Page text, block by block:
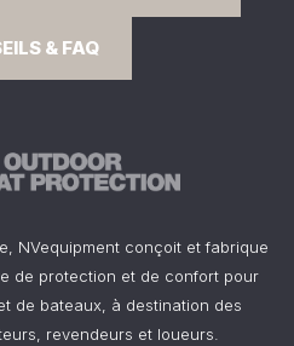
& FAQ
NVequipment conçoit et fabrique
de protection et de confort pour
de bateaux, à destination des
revendeurs et loueurs.